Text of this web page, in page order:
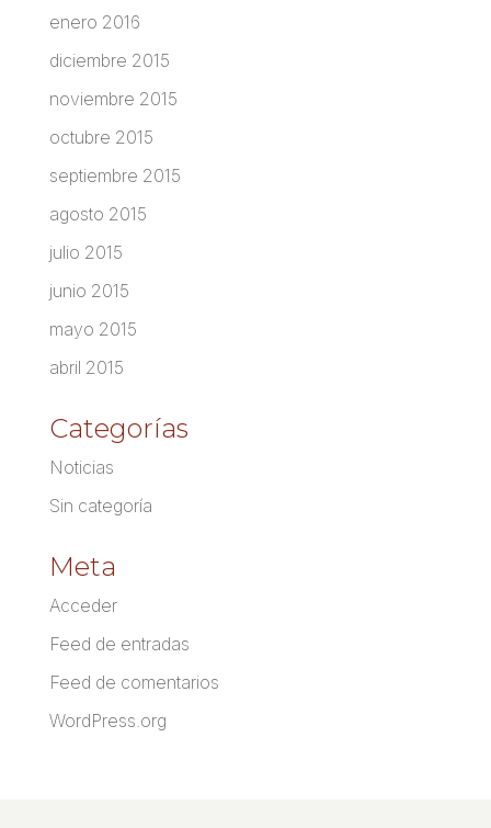
enero 2016
diciembre 2015
noviembre 2015
octubre 2015
septiembre 2015
agosto 2015
julio 2015
junio 2015
mayo 2015
abril 2015
Categorías
Noticias
Sin categoría
Meta
Acceder
Feed de entradas
Feed de comentarios
WordPress.org